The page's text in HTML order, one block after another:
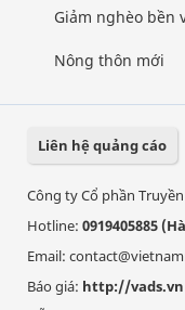
Giảm nghèo bền
Nông thôn mới
Liên hệ quảng cáo
Công ty Cổ phần
Hotline: 0919405885
Email:
Báo giá: http://vads.vn